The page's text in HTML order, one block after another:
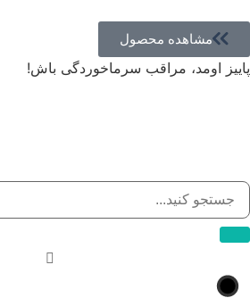
مشاهده محصول
پاییز اومد، مراقب سرماخوردگی باش!